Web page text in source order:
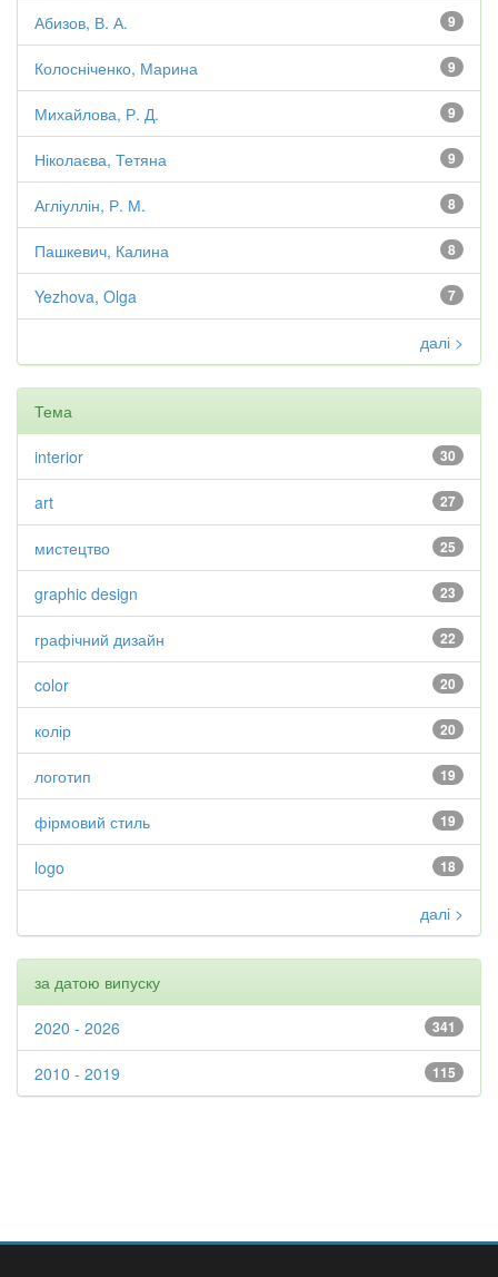
9
Абизов, В. А.
9
Колосніченко, Марина
9
Михайлова, Р. Д.
9
Ніколаєва, Тетяна
8
Агліуллін, Р. М.
8
Пашкевич, Калина
7
Yezhova, Olga
далі >
Тема
30
interior
27
art
25
мистецтво
23
graphic design
22
графічний дизайн
20
color
20
колір
19
логотип
19
фірмовий стиль
18
logo
далі >
за датою випуску
341
2020 - 2026
115
2010 - 2019